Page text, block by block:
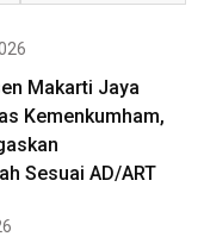
Makarti Jaya
Kemenkumham,
Sesuai AD/ART